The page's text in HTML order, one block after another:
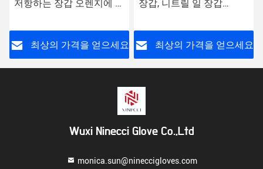
저항하는 장갑 오렌지에 의
주름 유액 입히는 종려
최상의 가격을 얻으세요
장갑, 니트릴 일 장갑
하여 점을 찍습니다
최상의 가격을 얻으세요
Wuxi Ninecci Glove Co.,Ltd
monica.sun@nineccigloves.com